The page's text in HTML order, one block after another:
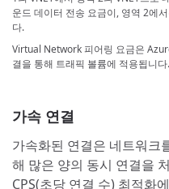
운드 데이터 전송 요금이, 영역 2에
다.
Virtual Network 피어링 요금은
결을 통해 트래픽 볼륨에 적용됩니다.
가속 연결
가속화된 연결은 네트워크
해 많은 양의 동시 연결을
CPS(초당 연결 수) 최적화